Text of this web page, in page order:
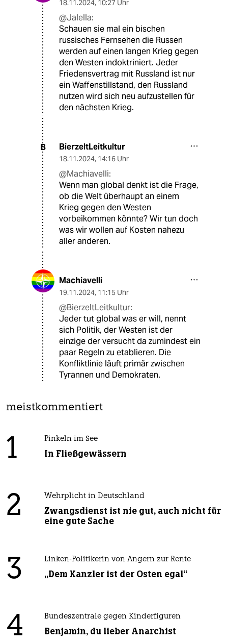
18.11.2024, 10:27 Uhr
@Jalella:
Schauen sie mal ein bischen
russisches Fernsehen die Russen
werden auf einen langen Krieg gegen
den Westen indoktriniert. Jeder
Friedensvertrag mit Russland ist nur
ein Waffenstillstand, den Russland
nutzen wird sich neu aufzustellen für
den nächsten Krieg.
B BierzeltLeitkultur
18.11.2024, 14:16 Uhr
@Machiavelli:
Wenn man global denkt ist die Frage,
ob die Welt überhaupt an einem
Krieg gegen den Westen
vorbeikommen könnte? Wir tun doch
was wir wollen auf Kosten nahezu
aller anderen.
Machiavelli
19.11.2024, 11:15 Uhr
@BierzeltLeitkultur:
Jeder tut global was er will, nennt
sich Politik, der Westen ist der
einzige der versucht da zumindest ein
paar Regeln zu etablieren. Die
Konfliktlinie läuft primär zwischen
Tyrannen und Demokraten.
meistkommentiert
1 Pinkeln im See
In Fließgewässern
2 Wehrplicht in Deutschland
Zwangsdienst ist nie gut, auch nicht für
eine gute Sache
3 Linken-Politikerin von Angern zur Rente
„Dem Kanzler ist der Osten egal“
4 Bundeszentrale gegen Kinderfiguren
Benjamin, du lieber Anarchist